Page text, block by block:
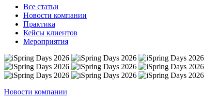
Все статьи
Новости компании
Практика
Кейсы клиентов
Мероприятия
Новости компании